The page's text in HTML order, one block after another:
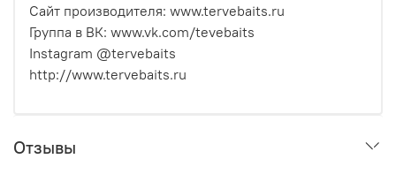
Сайт производителя: www.tervebaits.ru
Группа в ВК: www.vk.com/tevebaits
Instagram @tervebaits
http://www.tervebaits.ru
Отзывы